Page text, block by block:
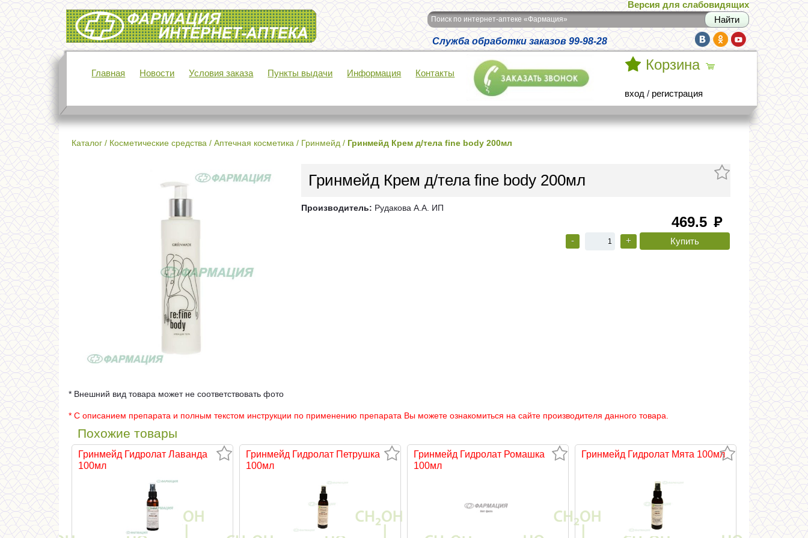
Интернет-аптека Фармация
Версия для слабовидящих
Поиск по интернет-аптеке «Фармация»
Служба обработки заказов 99-98-28
Главная Новости Условия заказа Пункты выдачи Информация Контакты
Корзина
вход / регистрация
Каталог / Косметические средства / Аптечная косметика / Гринмейд / Гринмейд Крем д/тела fine body 200мл
Гринмейд Крем д/тела fine body 200мл
Производитель: Рудакова А.А. ИП
469.5 руб
- +
* Внешний вид товара может не соответствовать фото
* С описанием препарата и полным текстом инструкции по применению препарата Вы можете ознакомиться на сайте производителя данного товара.
Похожие товары
Гринмейд Гидролат Лаванда
100мл
Гринмейд Гидролат Петрушка
100мл
Гринмейд Гидролат Ромашка
100мл
Гринмейд Гидролат Мята 100мл